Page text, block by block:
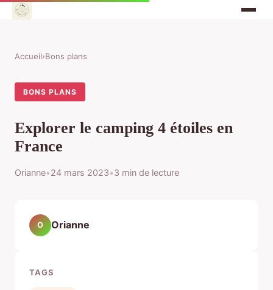
Accueil›Bons plans
BONS PLANS
Explorer le camping 4 étoiles en
France
Orianne•24 mars 2023•3 min de lecture
O Orianne
TAGS